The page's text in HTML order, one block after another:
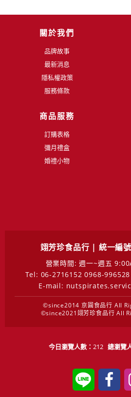
關於我們
品牌故事
最新消息
隱私權政策
服務條款
商品服務
訂購表格
彌月禮盒
婚禮小物
翊芳珍食品行 | 統一編
營業時間: 週一~週五
Tel: 06-2716152 0968-996528
E-mail:
©since2014 京圓食品行 All
©since2021翊芳珍食品行 All
今日瀏覽人數： 212 總瀏覽